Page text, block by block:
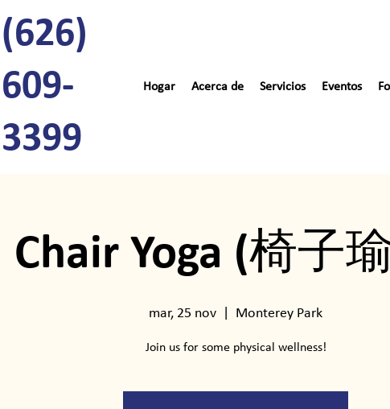
(626)
609-
3399
Hogar Acerca de Servicios Eventos
Chair Yoga (椅子
mar, 25 nov Monterey Park
Join us for some physical wellness!